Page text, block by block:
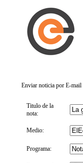
Enviar noticia por E-mail
Titulo de la
nota:
Medio:
Programa: